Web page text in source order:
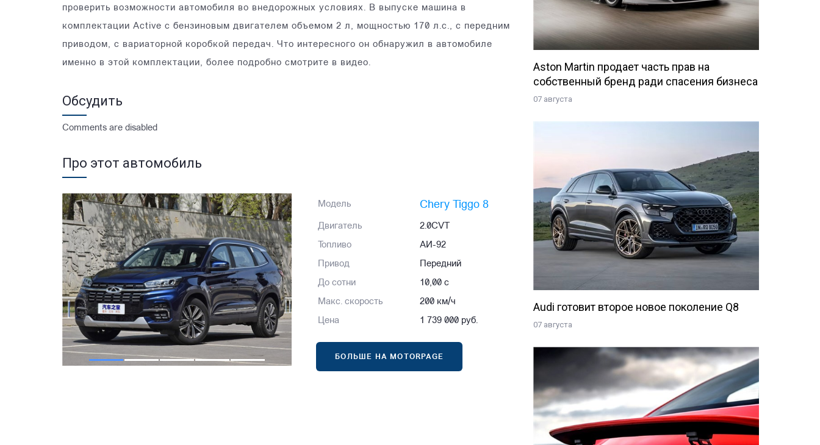
проверить возможности автомобиля во внедорожных условиях. В выпуске машина в
комплектации Active с бензиновым двигателем объемом 2 л, мощностью 170 л.с., с передним
приводом, с вариаторной коробкой передач. Что интересного он обнаружил в автомобиле
именно в этой комплектации, более подробно смотрите в видео.
Обсудить
Comments are disabled
Про этот автомобиль
Модель Chery Tiggo 8
Двигатель 2.0CVT
Топливо АИ-92
Привод Передний
До сотни 10,00 с
Макс. скорость 200 км/ч
Цена 1 739 000 руб.
БОЛЬШЕ НА MOTORPAGE
Aston Martin продает часть прав на
собственный бренд ради спасения бизнеса
07 августа
Audi готовит второе новое поколение Q8
07 августа